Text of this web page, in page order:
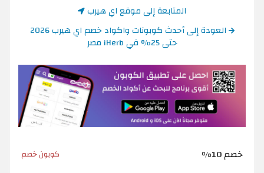
المتابعة إلى موقع اي هيرب
العودة إلى أحدث كوبونات واكواد خصم اي هيرب 2026
حتى 25% في iHerb مصر
خصم 10% كوبون خصم